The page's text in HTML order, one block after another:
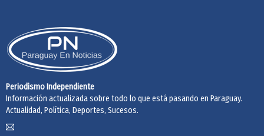
Periodismo Independiente
Información actualizada sobre todo lo que está pasando en Paraguay.
Actualidad, Política, Deportes, Sucesos.